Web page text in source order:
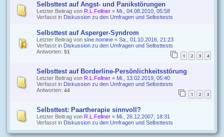
Selbsttest auf Angst- und Panikstörungen
Letzter Beitrag von R.L.Fellner « Mi., 04.08.2010, 05:58
Verfasst in Diskussion zu den Umfragen und Selbsttests
Selbsttest auf Asperger-Syndrom
Letzter Beitrag von sine.nomine « Sa., 01.10.2016, 21:23
Verfasst in Diskussion zu den Umfragen und Selbsttests
Antworten: 51
1 2 3 4
Selbsttest auf Borderline-Persönlichkeitsstörung
Letzter Beitrag von R.L.Fellner « Mi., 13.02.2019, 05:40
Verfasst in Diskussion zu den Umfragen und Selbsttests
Antworten: 44
1 2 3
Selbsttest: Paartherapie sinnvoll?
Letzter Beitrag von R.L.Fellner « Mi., 26.12.2007, 18:31
Verfasst in Diskussion zu den Umfragen und Selbsttests